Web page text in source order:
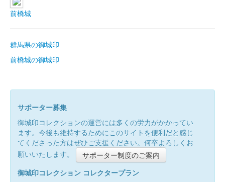
前橋城
群馬県の御城印
前橋城の御城印
サポーター募集
御城印コレクションの運営には多くの労力がかかってい
ます。今後も維持するためにこのサイトを便利だと感じ
てくださった方はぜひご支援ください。何卒よろしくお
願いいたします。
サポーター制度のご案内
御城印コレクション コレクタープラン